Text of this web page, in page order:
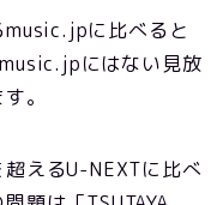
music.jpに比べると
にはない見放
。
えるU-NEXTに比べ